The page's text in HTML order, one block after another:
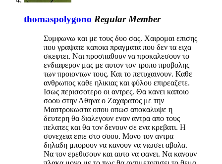
thomaspolygono Regular Member
Συμφωνω και με τους δυο σας. Χαιρομαι επισης
που γραψατε καποια πραγματα που δεν τα ειχα
σκεφτει. Ναι προσπαθουν να προκαλεσουν το
ενδιαφερον μας με αυτον τον τροπο προβολης
των προιοντων τους. Και το πετυχαινουν. Καθε
ανθρωπος καθε ηλικιας και φύλου επιρεαζετε.
Ισως περισσοτερο οι αντρες. Θα κανει καποιο
σοου στην Αθηνα ο Ζαχαρατος με την
Μαστροκωστα οπου οπωσ αποκαλυψε η
δευτερη θα διαλεγουν εναν αντρα απο τους
πελατες και θα τον δενουν σε ενα κρεβατι. Η
συνεχεια ειπε στο σοου. Μονο τον αντρα
δηλαδη μπορουν να κανουν να νιωσει αβολα.
Να τον ερεθισουν και αυτο να φανει. Να κανουν